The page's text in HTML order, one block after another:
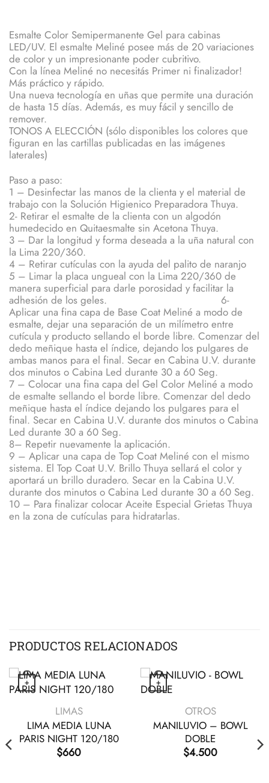
Esmalte Color Semipermanente Gel para cabinas
LED/UV. El esmalte Meliné posee más de 20 variaciones
de color y un impresionante poder cubritivo.
Con la línea Meliné no necesitás Primer ni finalizador!
Más práctico y rápido.
Una nueva tecnología en uñas que permite una duración
de hasta 15 días. Además, es muy fácil y sencillo de
remover.
TONOS A ELECCIÓN (sólo disponibles los colores que
figuran en las cartillas publicadas en las imágenes
laterales)
Paso a paso:
1 – Desinfectar las manos de la clienta y el material de
trabajo con la Solución Higienico Preparadora Thuya.
2- Retirar el esmalte de la clienta con un algodón
humedecido en Quitaesmalte sin Acetona Thuya.
3 – Dar la longitud y forma deseada a la uña natural con
la Lima 220/360.
4 – Retirar cutículas con la ayuda del palito de naranjo
5 – Limar la placa ungueal con la Lima 220/360 de
manera superficial para darle porosidad y facilitar la
adhesión de los geles. 6-
Aplicar una fina capa de Base Coat Meliné a modo de
esmalte, dejar una separación de un milímetro entre
cutícula y producto sellando el borde libre. Comenzar del
dedo meñique hasta el índice, dejando los pulgares de
ambas manos para el final. Secar en Cabina U.V. durante
dos minutos o Cabina Led durante 30 a 60 Seg.
7 – Colocar una fina capa del Gel Color Meliné a modo
de esmalte sellando el borde libre. Comenzar del dedo
meñique hasta el índice dejando los pulgares para el
final. Secar en Cabina U.V. durante dos minutos o Cabina
Led durante 30 a 60 Seg.
8– Repetir nuevamente la aplicación.
9 – Aplicar una capa de Top Coat Meliné con el mismo
sistema. El Top Coat U.V. Brillo Thuya sellará el color y
aportará un brillo duradero. Secar en la Cabina U.V.
durante dos minutos o Cabina Led durante 30 a 60 Seg.
10 – Para finalizar colocar Aceite Especial Grietas Thuya
en la zona de cutículas para hidratarlas.
PRODUCTOS RELACIONADOS
+
VISTA RÁPIDA
LIMAS
LIMA MEDIA LUNA
PARIS NIGHT 120/180
$660
+
VISTA RÁPIDA
OTROS
MANILUVIO – BOWL
DOBLE
$4.500